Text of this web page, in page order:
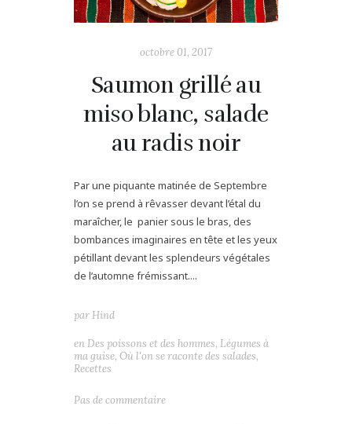
octobre 01, 2017
Saumon grillé au
miso blanc, salade
au radis noir
Par une piquante matinée de Septembre
l’on se prend à rêvasser devant l’étal du
maraîcher, le panier sous le bras, des
bombances imaginaires en tête et les yeux
pétillant devant les splendeurs végétales
de l’automne frémissant....
par Hind
en Des poissons et des hommes, Légumes à
ma guise, Où l'on se raconte des salades,
Recettes
Pas de commentaire